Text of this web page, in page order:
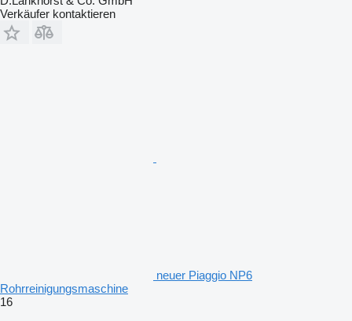
Verkäufer kontaktieren
neuer Piaggio NP6
Rohrreinigungsmaschine
16